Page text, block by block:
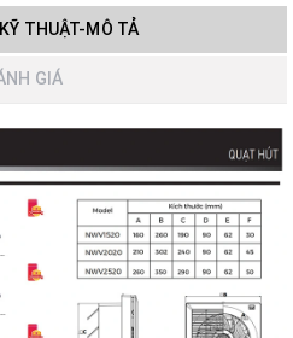
THUẬT-MÔ TẢ
GIÁ